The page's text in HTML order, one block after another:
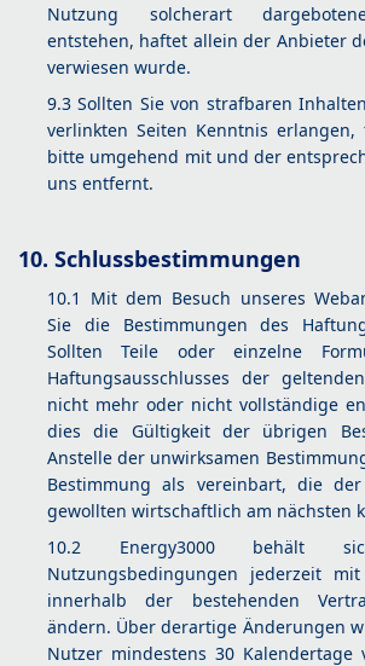
Nutzung solcherart
entstehen, haftet allein der Anbieter
verwiesen wurde.
9.3 Sollten Sie von strafbaren
verlinkten Seiten Kenntnis
bitte umgehend mit und der
uns entfernt.
10. Schlussbestimmungen
10.1 Mit dem Besuch unseres
Sie die Bestimmungen des
Sollten Teile oder einzelne
Haftungsausschlusses der
nicht mehr oder nicht vollständige
dies die Gültigkeit der übrigen
Anstelle der unwirksamen
Bestimmung als vereinbart, die
gewollten wirtschaftlich am nächsten
10.2 Energy3000 behält
Nutzungsbedingungen jederzeit
innerhalb der bestehenden
ändern. Über derartige Änderungen
Nutzer mindestens 30 Kalendertage